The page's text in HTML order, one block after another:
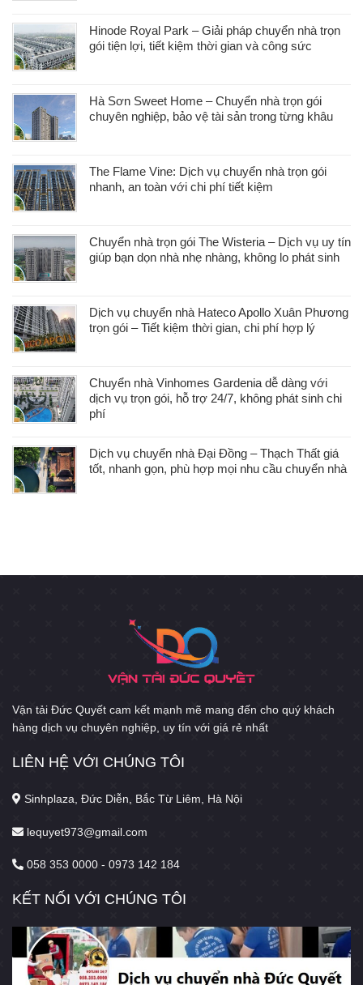
Hinode Royal Park – Giải pháp chuyển nhà trọn
gói tiện lợi, tiết kiệm thời gian và công sức
Hà Sơn Sweet Home – Chuyển nhà trọn gói
chuyên nghiệp, bảo vệ tài sản trong từng khâu
The Flame Vine: Dịch vụ chuyển nhà trọn gói
nhanh, an toàn với chi phí tiết kiệm
Chuyển nhà trọn gói The Wisteria – Dịch vụ uy tín
giúp bạn dọn nhà nhẹ nhàng, không lo phát sinh
Dịch vụ chuyển nhà Hateco Apollo Xuân Phương
trọn gói – Tiết kiệm thời gian, chi phí hợp lý
Chuyển nhà Vinhomes Gardenia dễ dàng với
dịch vụ trọn gói, hỗ trợ 24/7, không phát sinh chi
phí
Dịch vụ chuyển nhà Đại Đồng – Thạch Thất giá
tốt, nhanh gọn, phù hợp mọi nhu cầu chuyển nhà
Vận tải Đức Quyết cam kết mạnh mẽ mang đến cho quý khách
hàng dịch vụ chuyên nghiệp, uy tín với giá rẻ nhất
LIÊN HỆ VỚI CHÚNG TÔI
Sinhplaza, Đức Diễn, Bắc Từ Liêm, Hà Nội
lequyet973@gmail.com
058 353 0000 - 0973 142 184
KẾT NỐI VỚI CHÚNG TÔI